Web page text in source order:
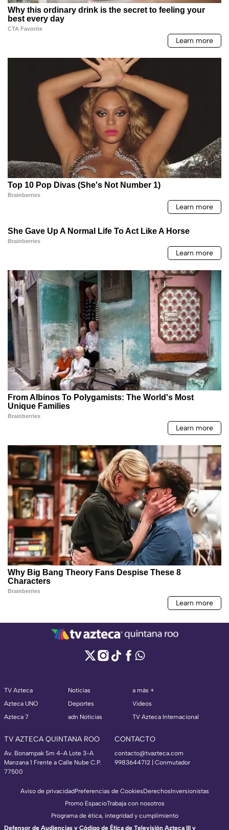
TV Azteca
Azteca UNO
Azteca 7
Noticias
Deportes
adn Noticias
a más +
Videos
TV Azteca Internacional
TV AZTECA QUINTANA ROO
Av. Bonampak Sm 4-A Lote 3-A
Manzana 1 Frente a Calle Nube C.P.
77500
CONTACTO
contacto@tvazteca.com
9983644712 | Conmutador
Aviso de privacidadPreferencias de CookiesDerechosInversionistas
Promo EspacioTrabaja con nosotros
Programa de ética, integridad y cumplimiento
Defensor de Audiencias y Código de Ética de Televisión Azteca III y